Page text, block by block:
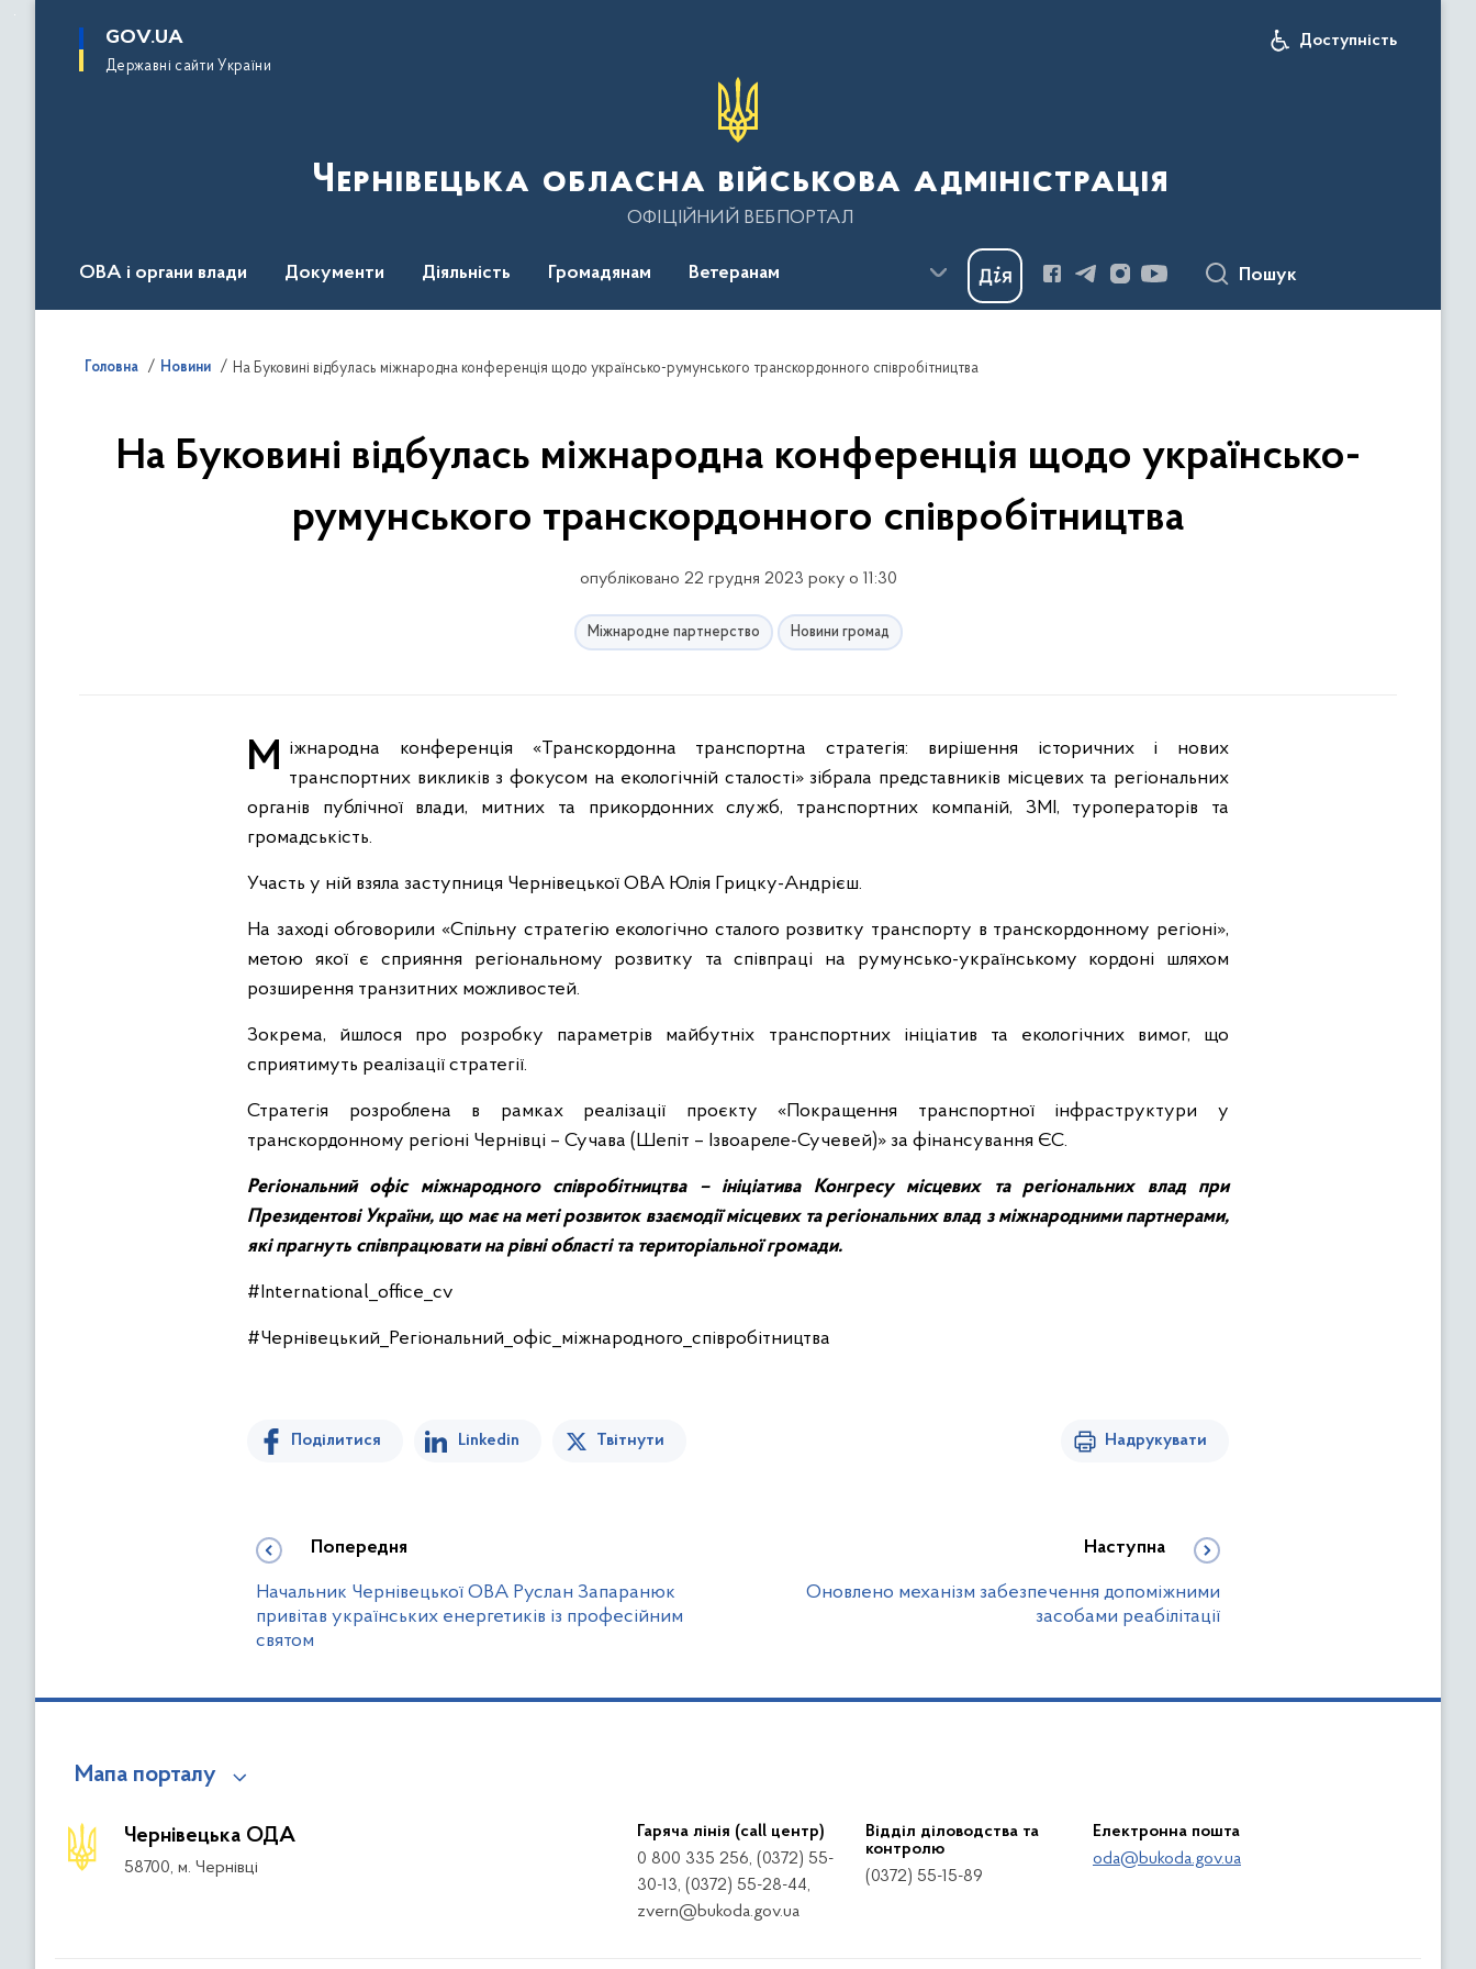
основного
GOV.UA
Державні сайти України
Доступність
Чернівецька обласна військова адміністрація
ОФІЦІЙНИЙ ВЕБПОРТАЛ
ОВА і органи влади Документи Діяльність Громадянам Ветеранам Пошук
Головна Новини На Буковині відбулась міжнародна конференція щодо українсько-румунського транскордонного співробітництва
На Буковині відбулась міжнародна конференція щодо українсько-
румунського транскордонного співробітництва
опубліковано 22 грудня 2023 року о 11:30
Міжнародне партнерство Новини громад
Міжнародна конференція «Транскордонна транспортна стратегія: вирішення історичних і нових транспортних викликів з фокусом на екологічній сталості» зібрала представників місцевих та регіональних
органів публічної влади, митних та прикордонних служб, транспортних компаній, ЗМІ, туроператорів та
громадськість.
Участь у ній взяла заступниця Чернівецької ОВА Юлія Грицку-Андрієш.
На заході обговорили «Спільну стратегію екологічно сталого розвитку транспорту в транскордонному регіоні»,
метою якої є сприяння регіональному розвитку та співпраці на румунсько-українському кордоні шляхом
розширення транзитних можливостей.
Зокрема, йшлося про розробку параметрів майбутніх транспортних ініціатив та екологічних вимог, що
сприятимуть реалізації стратегії.
Стратегія розроблена в рамках реалізації проєкту «Покращення транспортної інфраструктури у
транскордонному регіоні Чернівці – Сучава (Шепіт – Ізвоареле-Сучевей)» за фінансування ЄС.
Регіональний офіс міжнародного співробітництва – ініціатива Конгресу місцевих та регіональних влад при
Президентові України, що має на меті розвиток взаємодії місцевих та регіональних влад з міжнародними партнерами,
які прагнуть співпрацювати на рівні області та територіальної громади.
#International_office_cv
#Чернівецький_Регiональний_офiс_мiжнародного_спiвробiтництва
Поділитися Linkedin Твітнути Надрукувати
Попередня
Начальник Чернівецької ОВА Руслан Запаранюк
привітав українських енергетиків із професійним
святом
Наступна
Оновлено механізм забезпечення допоміжними
засобами реабілітації
Мапа порталу
Чернівецька ОДА
58700, м. Чернівці
Гаряча лінія (call центр)
0 800 335 256, (0372) 55-
30-13, (0372) 55-28-44,
zvern@bukoda.gov.ua
Відділ діловодства та
контролю
(0372) 55-15-89
Електронна пошта
oda@bukoda.gov.ua